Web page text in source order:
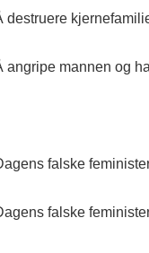
destruere
angripe mannen og
falske
falske